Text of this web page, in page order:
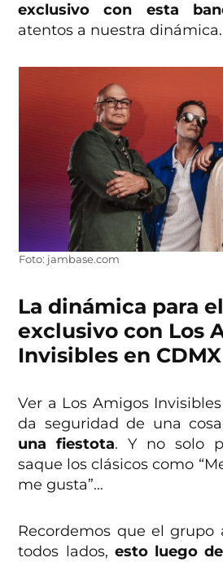
exclusivo con esta
atentos a nuestra dinámica.
Foto: jambase.com
La dinámica para
exclusivo con Los
Invisibles en CDMX
Ver a Los Amigos
da seguridad de una
una fiestota. Y no solo
saque los clásicos como
me gusta”…
Recordemos que el grupo
todos lados, esto luego